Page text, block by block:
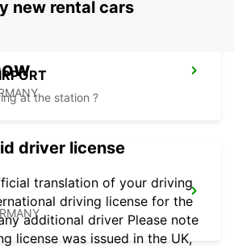
new rental cars
at the station ?
driver license
translation of your driving
driving license for the
additional driver Please note
license was issued in the UK,